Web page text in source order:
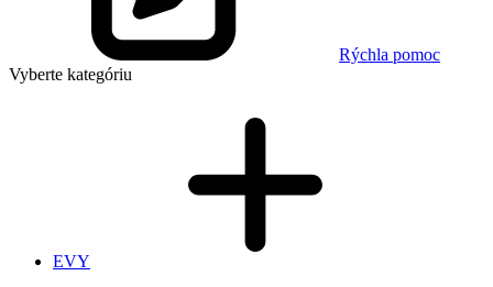
Rýchla pomoc
Vyberte kategóriu
EVY